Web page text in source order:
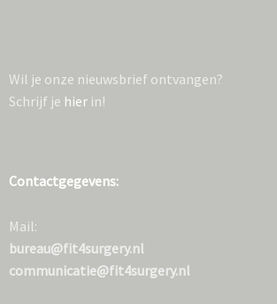
Wil je onze nieuwsbrief ontvangen?
Schrijf je hier in!
Contactgegevens:
Mail:
bureau@fit4surgery.nl
communicatie@fit4surgery.nl